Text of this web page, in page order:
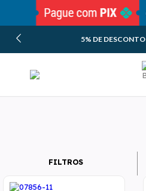
5% DE DESCONTO
FILTROS